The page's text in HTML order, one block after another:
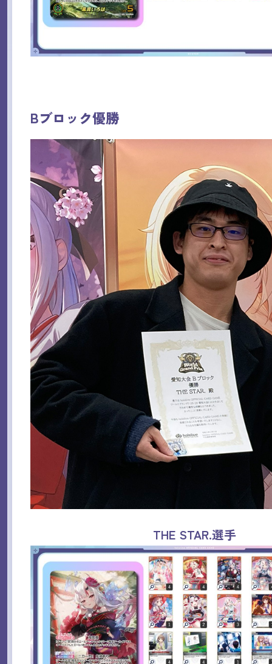
Bブロック優勝
THE STAR.選手